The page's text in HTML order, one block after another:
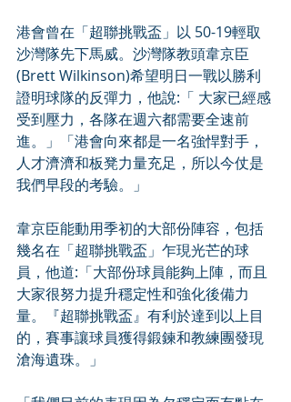
港會曾在「超聯挑戰盃」以 50-19輕取
沙灣隊先下馬威。沙灣隊教頭韋京臣
(Brett Wilkinson)希望明日一戰以勝利
證明球隊的反彈力，他說:「 大家已經感
受到壓力，各隊在週六都需要全速前
進。」「港會向來都是一名強悍對手，
人才濟濟和板凳力量充足，所以今仗是
我們早段的考驗。」
韋京臣能動用季初的大部份陣容，包括
幾名在「超聯挑戰盃」乍現光芒的球
員，他道:「大部份球員能夠上陣，而且
大家很努力提升穩定性和強化後備力
量。『超聯挑戰盃』有利於達到以上目
的，賽事讓球員獲得鍛鍊和教練團發現
滄海遺珠。」